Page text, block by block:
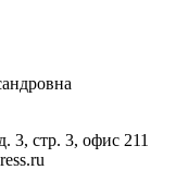
3, стр. 3, офис 211